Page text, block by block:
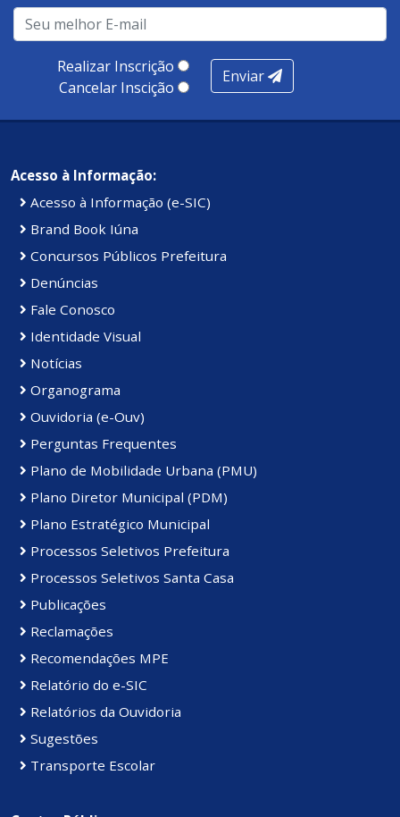
Realizar Inscrição
Cancelar Inscição
Enviar
Acesso à Informação:
Acesso à Informação (e-SIC)
Brand Book Iúna
Concursos Públicos Prefeitura
Denúncias
Fale Conosco
Identidade Visual
Notícias
Organograma
Ouvidoria (e-Ouv)
Perguntas Frequentes
Plano de Mobilidade Urbana (PMU)
Plano Diretor Municipal (PDM)
Plano Estratégico Municipal
Processos Seletivos Prefeitura
Processos Seletivos Santa Casa
Publicações
Reclamações
Recomendações MPE
Relatório do e-SIC
Relatórios da Ouvidoria
Sugestões
Transporte Escolar